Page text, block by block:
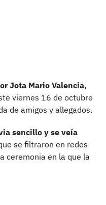
Jota Mario Valencia,
viernes 16 de octubre
de amigos y allegados.
sencillo y se veía
se filtraron en redes
ceremonia en la que la